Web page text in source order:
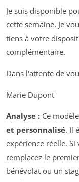
Je suis disponible
cette semaine. Je
tiens à votre
complémentaire.
Dans l'attente de
Marie Dupont
Analyse : Ce
et personnalisé. Il
expérience réelle.
remplacez le
bénévolat ou un